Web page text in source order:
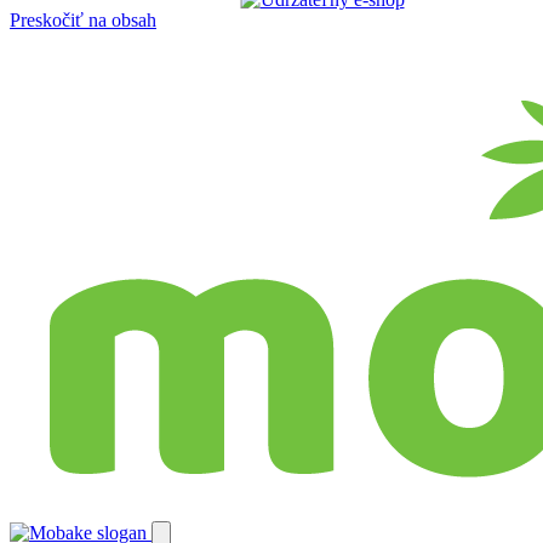
Preskočiť na obsah